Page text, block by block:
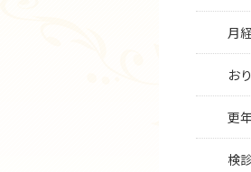
月
お
更
検